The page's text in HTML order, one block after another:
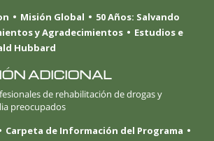
Misión Global
50 Años: Salvando
y Agradecimientos
Estudios e
Hubbard
ADICIONAL
de rehabilitación de drogas y
preocupados
Carpeta de Información del Programa